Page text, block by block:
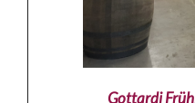
Gottardi